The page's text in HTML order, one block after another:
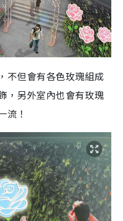
不但會有各色玫瑰組成
，另外室內也會有玫瑰
流！